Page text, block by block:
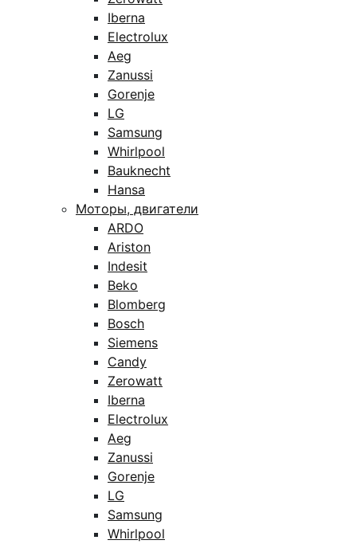
Iberna
Electrolux
Aeg
Zanussi
Gorenje
LG
Samsung
Whirlpool
Bauknecht
Hansa
Моторы, двигатели
ARDO
Ariston
Indesit
Beko
Blomberg
Bosch
Siemens
Candy
Zerowatt
Iberna
Electrolux
Aeg
Zanussi
Gorenje
LG
Samsung
Whirlpool